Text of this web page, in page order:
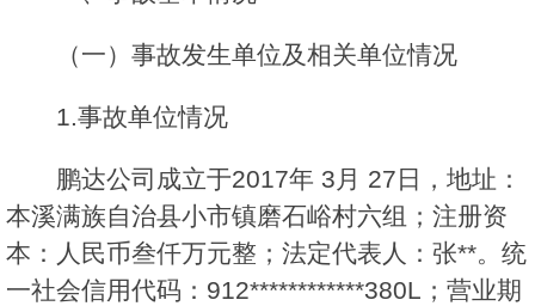
（一）事故发生单位及相关单位情况
1.事故单位情况
鹏达公司成立于2017年 3月 27日，地址：
本溪满族自治县小市镇磨石峪村六组；注册资
本：人民币叁仟万元整；法定代表人：张**。统
一社会信用代码：912************380L；营业期